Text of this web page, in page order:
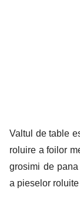
Valtul de table
roluire a foilor
grosimi de
a pieselor